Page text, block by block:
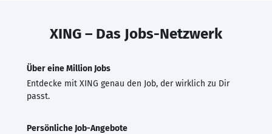
XING – Das Jobs-Netzwerk
Über eine Million Jobs
Entdecke mit XING genau den Job, der wirklich zu Dir
passt.
Persönliche Job-Angebote